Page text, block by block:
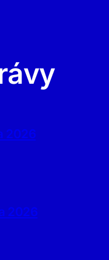
2026
2026